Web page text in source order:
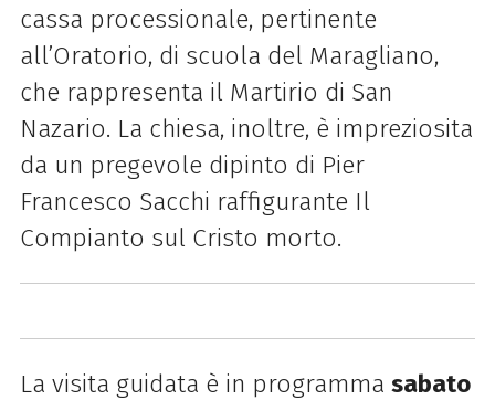
cassa processionale, pertinente
all’Oratorio, di scuola del Maragliano,
che rappresenta il Martirio di San
Nazario. La chiesa, inoltre, è impreziosita
da un pregevole dipinto di Pier
Francesco Sacchi raffigurante Il
Compianto sul Cristo morto.
La visita guidata è in programma sabato